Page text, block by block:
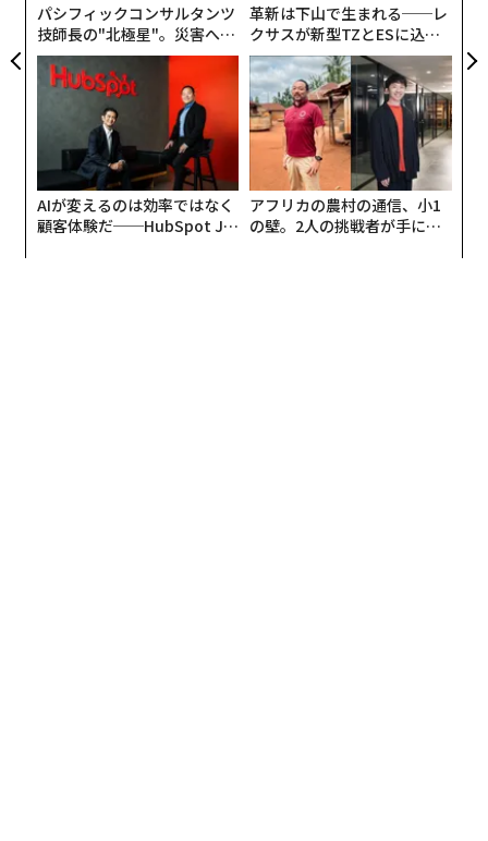
パシフィックコンサルタンツ
技師長の"北極星"。災害への
無力感を乗り越え見つけた、
防災一筋20年の答え
革新は下山で生まれる──レ
クサスが新型TZとESに込め
た「DISCOVER」の哲学
AIが変えるのは効率ではなく
顧客体験だ──HubSpot Ja
アフリカの農村の通信、小1
の壁。2人の挑戦者が手にし